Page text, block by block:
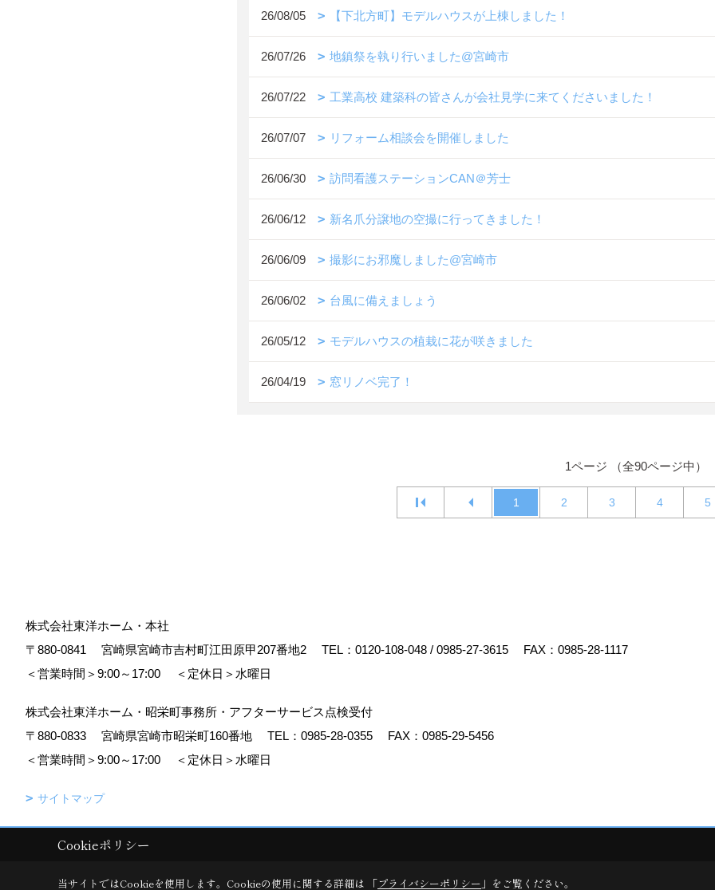
26/08/05 【下北方町】モデルハウスが上棟しました！
26/07/26 地鎮祭を執り行いました@宮崎市
26/07/22 工業高校 建築科の皆さんが会社見学に来てくださいました！
26/07/07 リフォーム相談会を開催しました
26/06/30 訪問看護ステーションCAN＠芳士
26/06/12 新名爪分譲地の空撮に行ってきました！
26/06/09 撮影にお邪魔しました@宮崎市
26/06/02 台風に備えましょう
26/05/12 モデルハウスの植栽に花が咲きました
26/04/19 窓リノベ完了！
1ページ （全90ページ中）
1 2 3 4 5
株式会社東洋ホーム・本社
〒880-0841
宮崎県宮崎市吉村町江田原甲207番地2 TEL： 0120-108-048 / 0985-27-3615
FAX：0985-28-1117
＜営業時間＞9:00～17:00
＜定休日＞水曜日
株式会社東洋ホーム・昭栄町事務所・アフターサービス点検受付
〒880-0833
宮崎県宮崎市昭栄町160番地 TEL： 0985-28-0355
FAX：0985-29-5456
＜営業時間＞9:00～17:00
＜定休日＞水曜日
サイトマップ
Copyright (c) TOYO HOME Co., Ltd. All Rights Reserved.
Cookieポリシー
当サイトではCookieを使用します。 Cookieの使用に関する詳細は 「プライバシーポリシー 」をご覧ください。